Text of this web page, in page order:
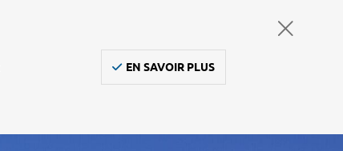
EN SAVOIR PLUS